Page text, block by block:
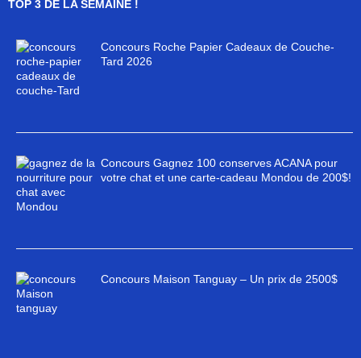
TOP 3 DE LA SEMAINE !
Concours Roche Papier Cadeaux de Couche-
Tard 2026
Concours Gagnez 100 conserves ACANA pour
votre chat et une carte-cadeau Mondou de 200$!
Concours Maison Tanguay – Un prix de 2500$